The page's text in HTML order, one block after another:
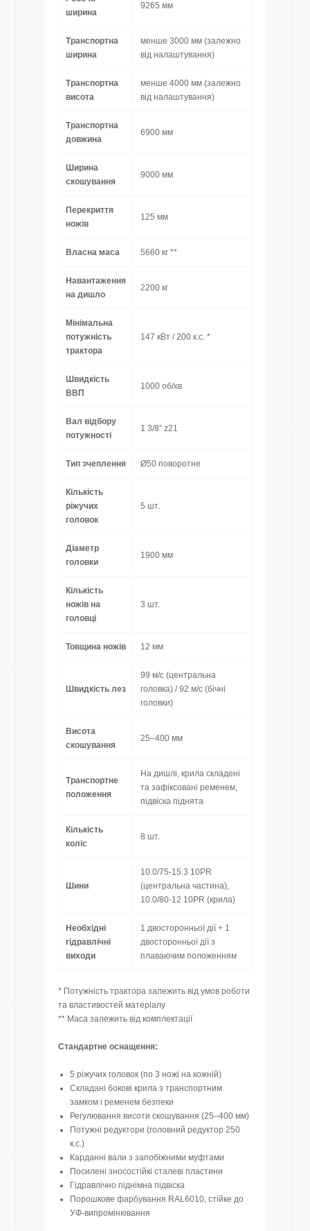
ширина
9265 мм
Транспортна
ширина
менше 3000 мм (залежно
від налаштування)
Транспортна
висота
менше 4000 мм (залежно
від налаштування)
Транспортна
довжина
6900 мм
Ширина
скошування
9000 мм
Перекриття
ножів
125 мм
Власна маса 5660 кг **
Навантаження
на дишло
2200 кг
Мінімальна
потужність
трактора
147 кВт / 200 к.с. *
Швидкість
ВВП
1000 об/хв
Вал відбору
потужності
1 3/8” z21
Тип зчеплення Ø50 поворотне
Кількість
ріжучих
головок
5 шт.
Діаметр
головки
1900 мм
Кількість
ножів на
головці
3 шт.
Товщина ножів 12 мм
Швидкість лез
99 м/с (центральна
головка) / 92 м/с (бічні
головки)
Висота
скошування
25–400 мм
Транспортне
положення
На дишлі, крила складені
та зафіксовані ременем,
підвіска піднята
Кількість
коліс
8 шт.
Шини
10.0/75-15.3 10PR
(центральна частина),
10.0/80-12 10PR (крила)
Необхідні
гідравлічні
виходи
1 двосторонньої дії + 1
двосторонньої дії з
плаваючим положенням
* Потужність трактора залежить від умов роботи
та властивостей матеріалу
** Маса залежить від комплектації
Стандартне оснащення:
5 ріжучих головок (по 3 ножі на кожній)
Складані бокові крила з транспортним
замком і ременем безпеки
Регулювання висоти скошування (25–400 мм)
Потужні редуктори (головний редуктор 250
к.с.)
Карданні вали з запобіжними муфтами
Посилені зносостійкі сталеві пластини
Гідравлічно піднімна підвіска
Порошкове фарбування RAL6010, стійке до
УФ-випромінювання